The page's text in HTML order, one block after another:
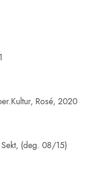
Rosé, 2020
(deg. 08/15)